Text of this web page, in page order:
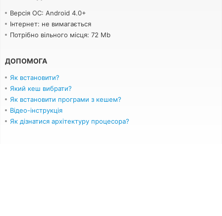
Версія ОС: Android 4.0+
Інтернет: не вимагається
Потрібно вільного місця: 72 Mb
ДОПОМОГА
Як встановити?
Який кеш вибрати?
Як встановити програми з кешем?
Відео-інструкція
Як дізнатися архітектуру процесора?